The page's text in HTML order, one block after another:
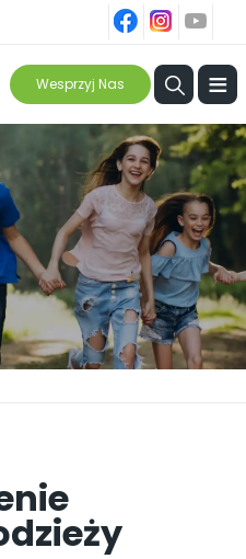
ins
Wesprzyj Nas ≡